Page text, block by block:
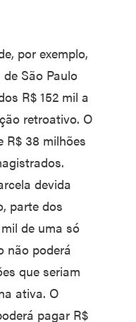
por exemplo,
São Paulo
R$ 152 mil a
retroativo. O
R$ 38 milhões
devida
parte dos
de uma só
não poderá
que seriam
ativa. O
pagar R$